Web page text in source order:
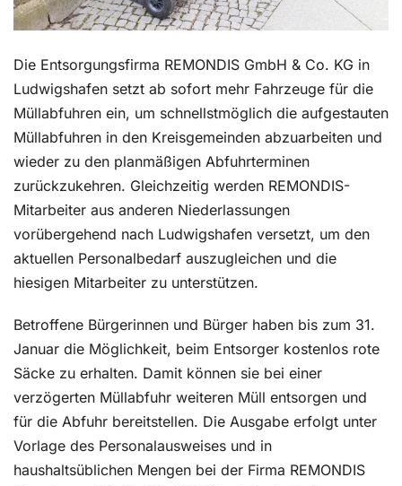
Die Entsorgungsfirma REMONDIS GmbH & Co. KG in
Ludwigshafen setzt ab sofort mehr Fahrzeuge für die
Müllabfuhren ein, um schnellstmöglich die aufgestauten
Müllabfuhren in den Kreisgemeinden abzuarbeiten und
wieder zu den planmäßigen Abfuhrterminen
zurückzukehren. Gleichzeitig werden REMONDIS-
Mitarbeiter aus anderen Niederlassungen
vorübergehend nach Ludwigshafen versetzt, um den
aktuellen Personalbedarf auszugleichen und die
hiesigen Mitarbeiter zu unterstützen.
Betroffene Bürgerinnen und Bürger haben bis zum 31.
Januar die Möglichkeit, beim Entsorger kostenlos rote
Säcke zu erhalten. Damit können sie bei einer
verzögerten Müllabfuhr weiteren Müll entsorgen und
für die Abfuhr bereitstellen. Die Ausgabe erfolgt unter
Vorlage des Personalausweises und in
haushaltsüblichen Mengen bei der Firma REMONDIS